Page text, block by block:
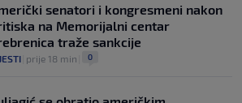
senatori i kongresmeni nakon
na Memorijalni centar
traže sankcije
prije 18 min 0